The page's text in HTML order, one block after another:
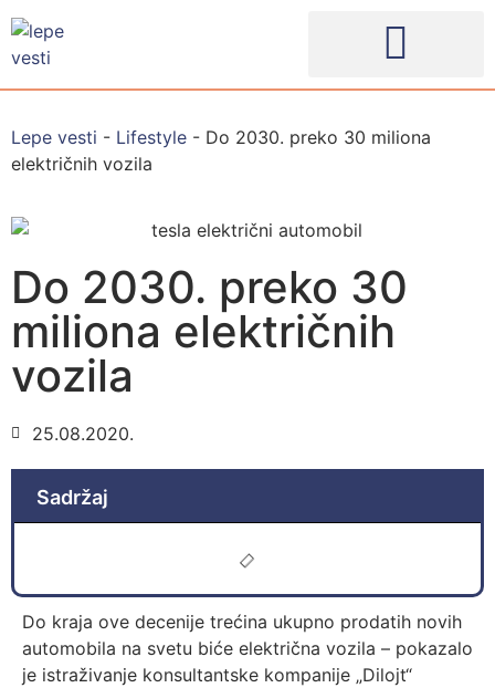
Lepe vesti - Lifestyle - Do 2030. preko 30 miliona
električnih vozila
Do 2030. preko 30
miliona električnih
vozila
25.08.2020.
Sadržaj
Do kraja ove decenije trećina ukupno prodatih novih
automobila na svetu biće električna vozila – pokazalo
je istraživanje konsultantske kompanije „Dilojt“